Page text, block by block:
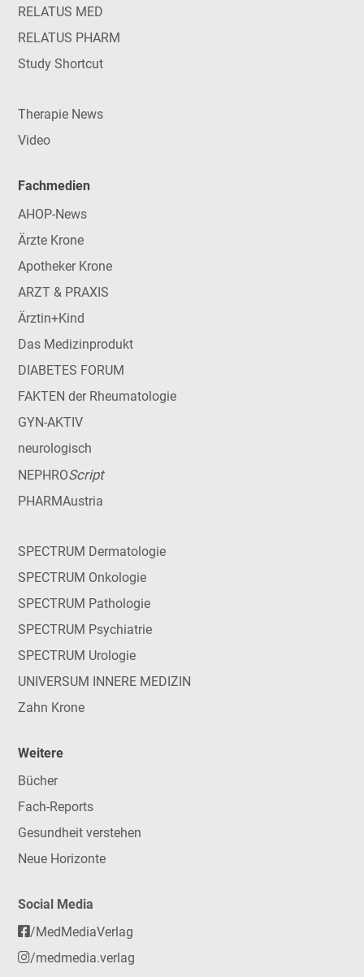
RELATUS MED
RELATUS PHARM
Study Shortcut
Therapie News
Video
Fachmedien
AHOP-News
Ärzte Krone
Apotheker Krone
ARZT & PRAXIS
Ärztin+Kind
Das Medizinprodukt
DIABETES FORUM
FAKTEN der Rheumatologie
GYN-AKTIV
neurologisch
NEPHROScript
PHARMAustria
SPECTRUM Dermatologie
SPECTRUM Onkologie
SPECTRUM Pathologie
SPECTRUM Psychiatrie
SPECTRUM Urologie
UNIVERSUM INNERE MEDIZIN
Zahn Krone
Weitere
Bücher
Fach-Reports
Gesundheit verstehen
Neue Horizonte
Social Media
/MedMediaVerlag
/medmedia.verlag